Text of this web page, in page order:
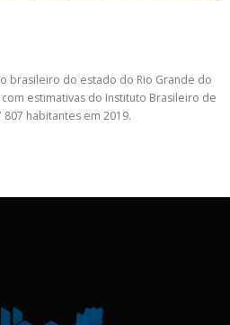
brasileiro do estado do Rio Grande do
estimativas do Instituto Brasileiro de
habitantes em 2019.